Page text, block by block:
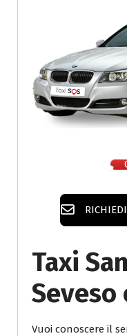
Taxi
Seveso
Vuoi conoscere il